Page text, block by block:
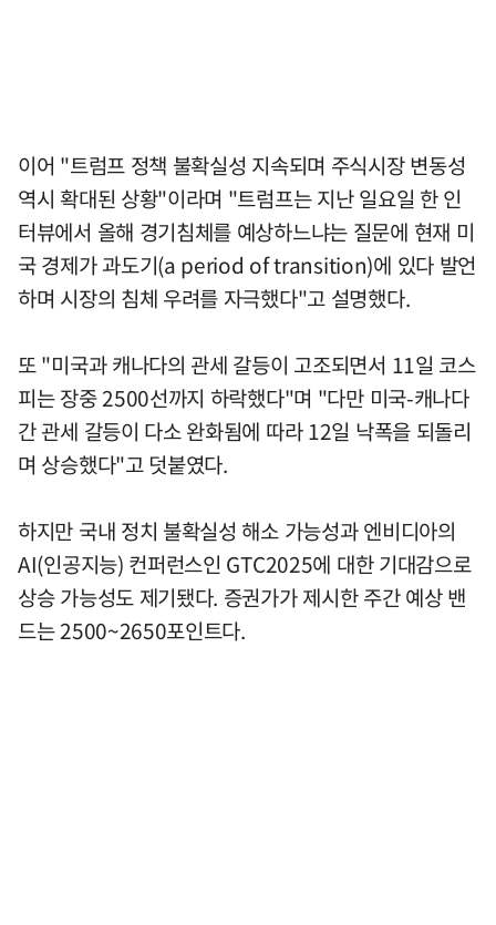
이어 "트럼프 정책 불확실성 지속되며 주식시장 변동성
역시 확대된 상황"이라며 "트럼프는 지난 일요일 한 인
터뷰에서 올해 경기침체를 예상하느냐는 질문에 현재 미
국 경제가 과도기(a period of transition)에 있다 발언
하며 시장의 침체 우려를 자극했다"고 설명했다.
또 "미국과 캐나다의 관세 갈등이 고조되면서 11일 코스
피는 장중 2500선까지 하락했다"며 "다만 미국-캐나다
간 관세 갈등이 다소 완화됨에 따라 12일 낙폭을 되돌리
며 상승했다"고 덧붙였다.
하지만 국내 정치 불확실성 해소 가능성과 엔비디아의
AI(인공지능) 컨퍼런스인 GTC2025에 대한 기대감으로
상승 가능성도 제기됐다. 증권가가 제시한 주간 예상 밴
드는 2500~2650포인트다.